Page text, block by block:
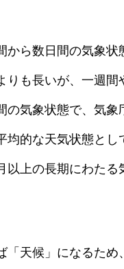
から数日間の気象状
りも長いが、一週間
の気象状態で、気象
均的な天気状態とし
以上の長期にわたる
「天候」になるため